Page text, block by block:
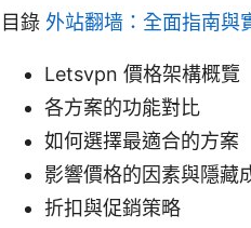
目錄 外站翻墙：全面指南與
Letsvpn 價格架構概覽
各方案的功能對比
如何選擇最適合的方案
影響價格的因素與隱藏
折扣與促銷策略